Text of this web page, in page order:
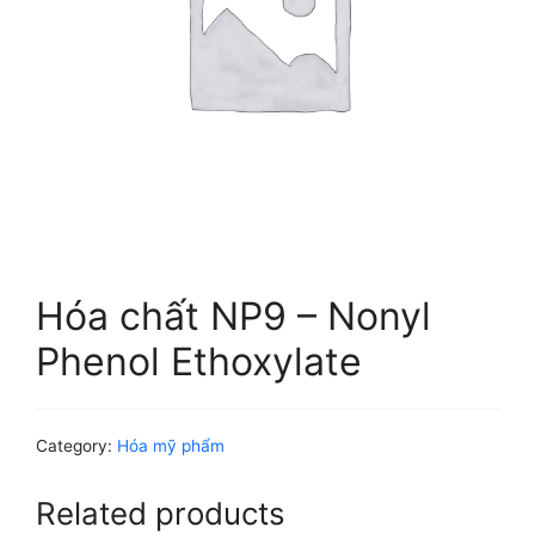
Hóa chất NP9 – Nonyl
Phenol Ethoxylate
Category: Hóa mỹ phẩm
Related products